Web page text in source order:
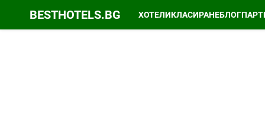
BESTHOTELS.BG ХОТЕЛИКЛАСИРАНЕБЛОГ